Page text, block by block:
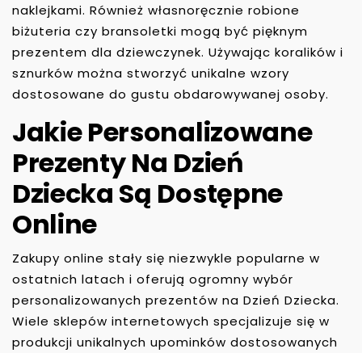
naklejkami. Również własnoręcznie robione
biżuteria czy bransoletki mogą być pięknym
prezentem dla dziewczynek. Używając koralików i
sznurków można stworzyć unikalne wzory
dostosowane do gustu obdarowywanej osoby.
Jakie Personalizowane
Prezenty Na Dzień
Dziecka Są Dostępne
Online
Zakupy online stały się niezwykle popularne w
ostatnich latach i oferują ogromny wybór
personalizowanych prezentów na Dzień Dziecka.
Wiele sklepów internetowych specjalizuje się w
produkcji unikalnych upominków dostosowanych